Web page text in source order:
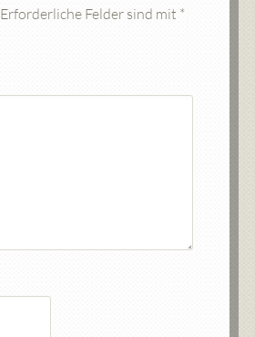
Erforderliche Felder sind mit *